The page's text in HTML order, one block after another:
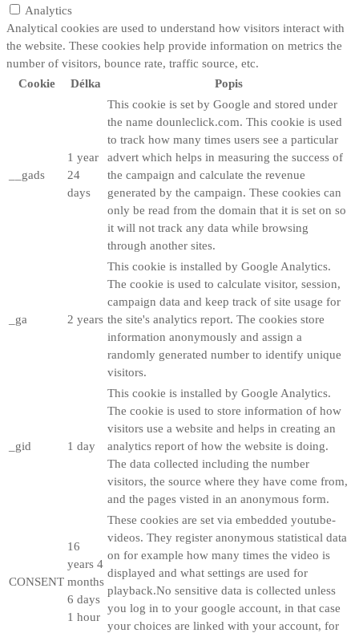
Analytics
Analytical cookies are used to understand how visitors interact with
the website. These cookies help provide information on metrics the
number of visitors, bounce rate, traffic source, etc.
Cookie
Délka Popis
__gads
1 year
24
days
This cookie is set by Google and stored under
the name dounleclick.com. This cookie is used
to track how many times users see a particular
advert which helps in measuring the success of
the campaign and calculate the revenue
generated by the campaign. These cookies can
only be read from the domain that it is set on so
it will not track any data while browsing
through another sites.
_ga 2 years
This cookie is installed by Google Analytics.
The cookie is used to calculate visitor, session,
campaign data and keep track of site usage for
the site's analytics report. The cookies store
information anonymously and assign a
randomly generated number to identify unique
visitors.
_gid 1 day
This cookie is installed by Google Analytics.
The cookie is used to store information of how
visitors use a website and helps in creating an
analytics report of how the website is doing.
The data collected including the number
visitors, the source where they have come from,
and the pages visted in an anonymous form.
CONSENT
16
years 4
months
6 days
1 hour
These cookies are set via embedded youtube-
videos. They register anonymous statistical data
on for example how many times the video is
displayed and what settings are used for
playback.No sensitive data is collected unless
you log in to your google account, in that case
your choices are linked with your account, for